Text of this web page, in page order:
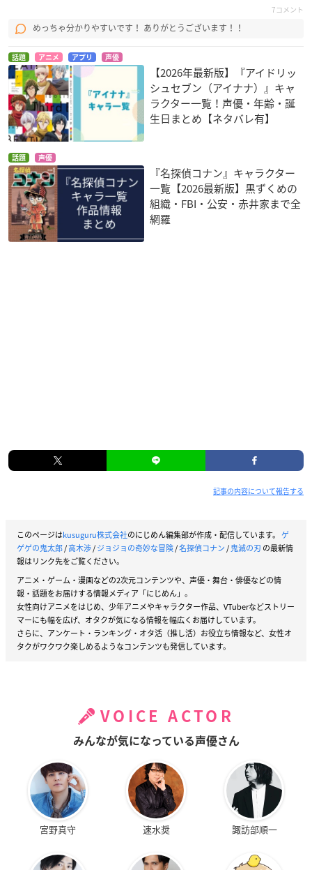
7コメント
めっちゃ分かりやすいです！ ありがとうございます！！
話題 アニメ アプリ 声優
【2026年最新版】『アイドリッ
シュセブン（アイナナ）』キャ
ラクター一覧！声優・年齢・誕
生日まとめ【ネタバレ有】
話題 声優
『名探偵コナン』キャラクター
一覧【2026最新版】黒ずくめの
組織・FBI・公安・赤井家まで全
網羅
記事の内容について報告する
このページはkusuguru株式会社のにじめん編集部が作成・配信しています。 ゲ
ゲゲの鬼太郎/高木渉/ジョジョの奇妙な冒険/名探偵コナン/鬼滅の刃 の最新情
報はリンク先をご覧ください。
アニメ・ゲーム・漫画などの2次元コンテンツや、声優・舞台・俳優などの情
報・話題をお届けする情報メディア「にじめん」。
女性向けアニメをはじめ、少年アニメやキャラクター作品、VTuberなどストリー
マーにも幅を広げ、オタクが気になる情報を幅広くお届けしています。
さらに、アンケート・ランキング・オタ活（推し活）お役立ち情報など、女性オ
タクがワクワク楽しめるようなコンテンツも発信しています。
VOICE ACTOR
みんなが気になっている声優さん
宮野真守 速水奨 諏訪部順一